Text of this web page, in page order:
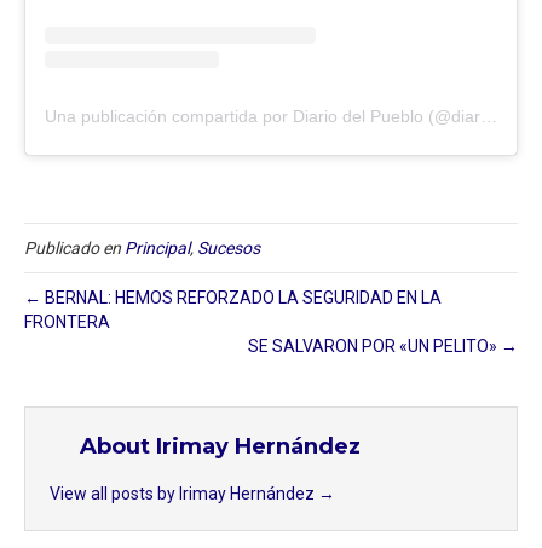
Publicado en Principal, Sucesos
← BERNAL: HEMOS REFORZADO LA SEGURIDAD EN LA
FRONTERA
SE SALVARON POR «UN PELITO» →
About Irimay Hernández
View all posts by Irimay Hernández →